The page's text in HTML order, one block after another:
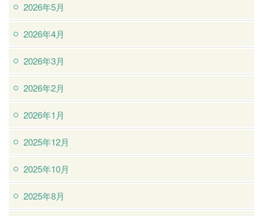
2026年5月
2026年4月
2026年3月
2026年2月
2026年1月
2025年12月
2025年10月
2025年8月